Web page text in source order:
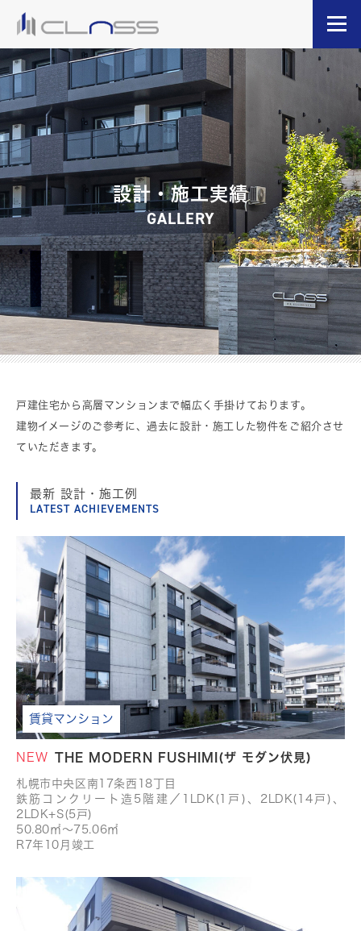
設計・施工実績
GALLERY
戸建住宅から高層マンションまで幅広く手掛けております。
建物イメージのご参考に、過去に設計・施工した物件をご紹介させ
ていただきます。
最新 設計・施工例
LATEST ACHIEVEMENTS
賃貸マンション
NEW THE MODERN FUSHIMI(ザ モダン伏見)
札幌市中央区南17条西18丁目
鉄筋コンクリート造5階建／1LDK(1戸)、2LDK(14戸)、
2LDK+S(5戸)
50.80㎡～75.06㎡
R7年10月竣工